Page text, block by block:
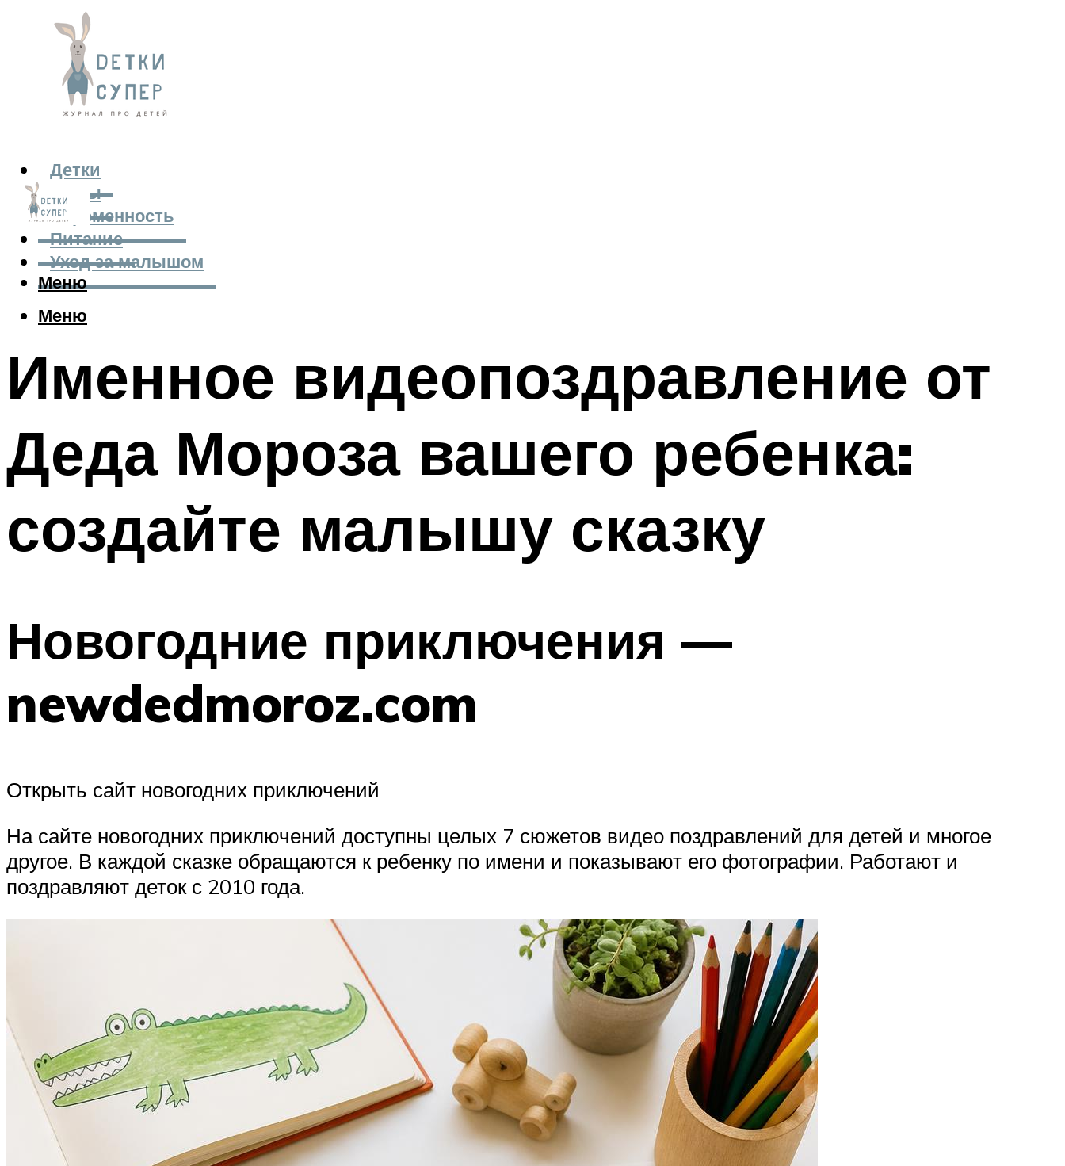
Детки
Мамы
Беременность
Питание
Уход за малышом
Меню
Меню
Именное видеопоздравление от
Деда Мороза вашего ребенка:
создайте малышу сказку
Новогодние приключения —
newdedmoroz.com
Открыть сайт новогодних приключений
На сайте новогодних приключений доступны целых 7 сюжетов видео поздравлений для детей и многое
другое. В каждой сказке обращаются к ребенку по имени и показывают его фотографии. Работают и
поздравляют деток с 2010 года.